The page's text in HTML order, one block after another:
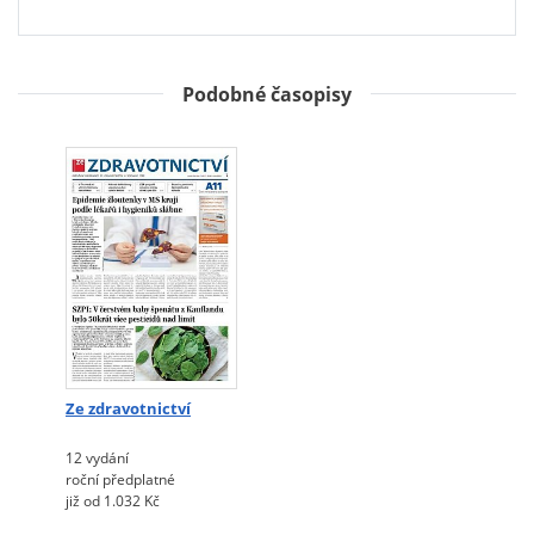
Podobné časopisy
Ze zdravotnictví
12 vydání
roční předplatné
již od 1.032 Kč